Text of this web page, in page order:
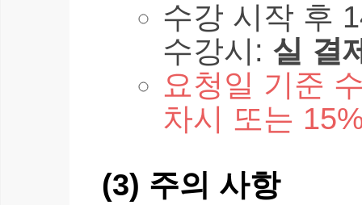
수강 시작 후
수강시: 실 결
요청일 기준
차시 또는
(3) 주의 사항